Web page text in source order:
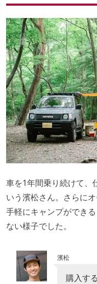
車を1年間乗り続けて、
いう濱松さん。さらに
手軽にキャンプができ
ない様子でした。
濱松
購入す